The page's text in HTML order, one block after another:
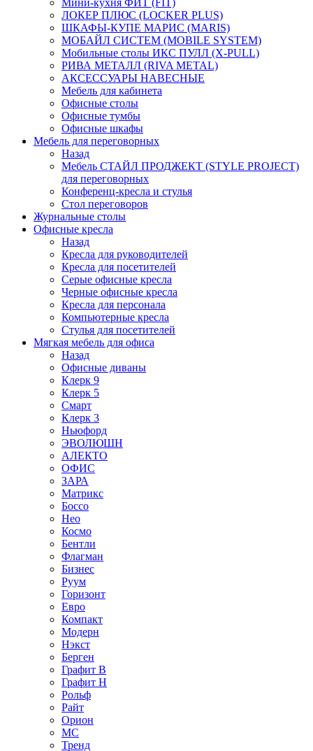
Мини-кухня ФИТ (FIT)
ЛОКЕР ПЛЮС (LOCKER PLUS)
ШКАФЫ-КУПЕ МАРИС (MARIS)
МОБАЙЛ СИСТЕМ (MOBILE SYSTEM)
Мобильные столы ИКС ПУЛЛ (X-PULL)
РИВА МЕТАЛЛ (RIVA METAL)
АКСЕССУАРЫ НАВЕСНЫЕ
Мебель для кабинета
Офисные столы
Офисные тумбы
Офисные шкафы
Мебель для переговорных
Назад
Мебель СТАЙЛ ПРОДЖЕКТ (STYLE PROJECT)
для переговорных
Конференц-кресла и стулья
Стол переговоров
Журнальные столы
Офисные кресла
Назад
Кресла для руководителей
Кресла для посетителей
Серые офисные кресла
Черные офисные кресла
Кресла для персонала
Компьютерные кресла
Стулья для посетителей
Мягкая мебель для офиса
Назад
Офисные диваны
Клерк 9
Клерк 5
Смарт
Клерк 3
Ньюфорд
ЭВОЛЮШН
АЛЕКТО
ОФИС
ЗАРА
Матрикс
Боссо
Нео
Космо
Бентли
Флагман
Бизнес
Руум
Горизонт
Евро
Компакт
Модерн
Нэкст
Берген
Графит В
Графит Н
Рольф
Райт
Орион
МС
Тренд